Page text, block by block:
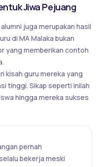
Jiwa Pejuang
juga merupakan hasil
di MA Malaka bukan
yang memberikan contoh
kisah guru mereka yang
tinggi. Sikap seperti inilah
hingga mereka sukses
pernah
bekerja meski